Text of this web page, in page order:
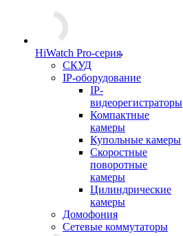
HiWatch Pro-серия
CКУД
IP-оборудование
IP-
видеорегистраторы
Компактные
камеры
Купольные камеры
Скоростные
поворотные
камеры
Цилиндрические
камеры
Домофония
Сетевые коммутаторы